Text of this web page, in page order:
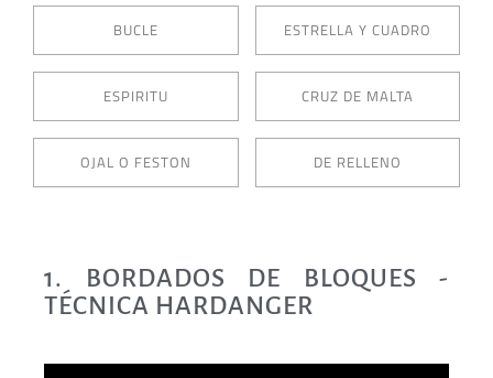
BUCLE ESTRELLA Y CUADRO
ESPIRITU CRUZ DE MALTA
OJAL O FESTON DE RELLENO
1. BORDADOS DE BLOQUES -
TÉCNICA HARDANGER